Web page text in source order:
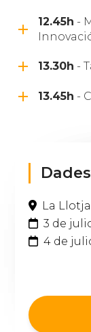
12.45h -
13.30h -
13.45h -
La
3 de
4 de